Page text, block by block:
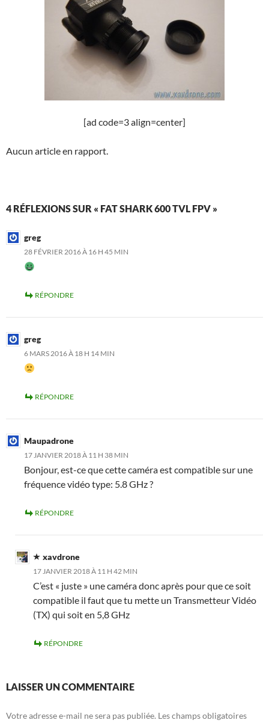
[ad code=3 align=center]
Aucun article en rapport.
4 RÉFLEXIONS SUR « FAT SHARK 600 TVL FPV »
greg
28 FÉVRIER 2016 À 16 H 45 MIN
RÉPONDRE
greg
6 MARS 2016 À 18 H 14 MIN
RÉPONDRE
Maupadrone
17 JANVIER 2018 À 11 H 38 MIN
Bonjour, est-ce que cette caméra est compatible sur une
fréquence vidéo type: 5.8 GHz ?
RÉPONDRE
xavdrone
17 JANVIER 2018 À 11 H 42 MIN
C’est « juste » une caméra donc après pour que ce soit
compatible il faut que tu mette un Transmetteur Vidéo
(TX) qui soit en 5,8 GHz
RÉPONDRE
LAISSER UN COMMENTAIRE
Votre adresse e-mail ne sera pas publiée. Les champs obligatoires